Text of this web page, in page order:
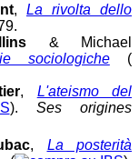
, La rivolta dello
& Michael
sociologiche(
, L'ateismo del
). Ses origines
, La posterità